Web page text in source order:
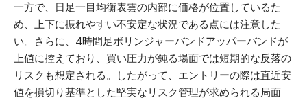
一方で、日足一目均衡表雲の内部に価格が位置しているた
め、上下に振れやすい不安定な状況である点には注意した
い。さらに、4時間足ボリンジャーバンドアッパーバンドが
上値に控えており、買い圧力が鈍る場面では短期的な反落の
リスクも想定される。したがって、エントリーの際は直近安
値を損切り基準とした堅実なリスク管理が求められる局面